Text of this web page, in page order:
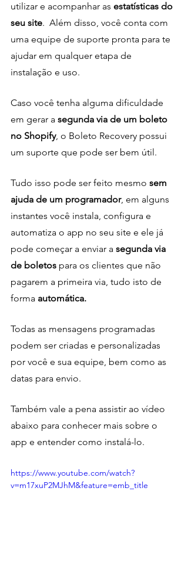
utilizar e acompanhar as estatísticas do
seu site.  Além disso, você conta com
uma equipe de suporte pronta para te
ajudar em qualquer etapa de
instalação e uso.
Caso você tenha alguma dificuldade
em gerar a segunda via de um boleto
no Shopify, o Boleto Recovery possui
um suporte que pode ser bem útil.
Tudo isso pode ser feito mesmo sem
ajuda de um programador, em alguns
instantes você instala, configura e
automatiza o app no seu site e ele já
pode começar a enviar a segunda via
de boletos para os clientes que não
pagarem a primeira via, tudo isto de
forma automática.
Todas as mensagens programadas
podem ser criadas e personalizadas
por você e sua equipe, bem como as
datas para envio.
Também vale a pena assistir ao vídeo
abaixo para conhecer mais sobre o
app e entender como instalá-lo.
https://www.youtube.com/watch?
v=m17xuP2MJhM&feature=emb_title